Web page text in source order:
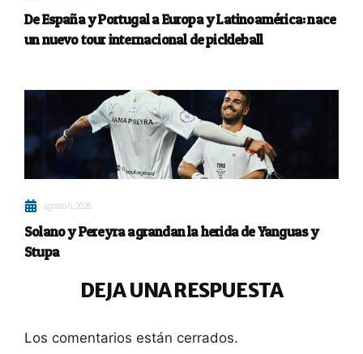
De España y Portugal a Europa y Latinoamérica: nace
un nuevo tour internacional de pickleball
agosto 6, 2026
Solano y Pereyra agrandan la herida de Yanguas y
Stupa
DEJA UNA RESPUESTA
Los comentarios están cerrados.